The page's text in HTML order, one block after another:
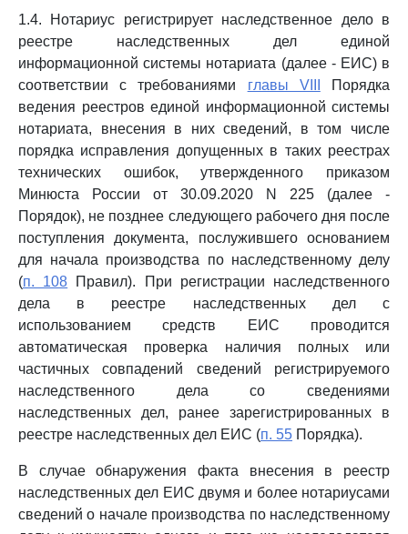
1.4. Нотариус регистрирует наследственное дело в
реестре наследственных дел единой
информационной системы нотариата (далее - ЕИС) в
соответствии с требованиями главы VIII
Порядка
ведения реестров единой информационной системы
нотариата, внесения в них сведений, в том числе
порядка исправления допущенных в таких реестрах
технических ошибок, утвержденного приказом
Минюста России от 30.09.2020 N 225 (далее -
Порядок), не позднее следующего рабочего дня после
поступления документа, послужившего основанием
для начала производства по наследственному делу
(п. 108 Правил). При регистрации наследственного
дела в реестре наследственных дел с
использованием средств ЕИС проводится
автоматическая проверка наличия полных или
частичных совпадений сведений регистрируемого
наследственного дела со сведениями
наследственных дел, ранее зарегистрированных в
реестре наследственных дел ЕИС (п. 55 Порядка).
В случае обнаружения факта внесения в реестр
наследственных дел ЕИС двумя и более нотариусами
сведений о начале производства по наследственному